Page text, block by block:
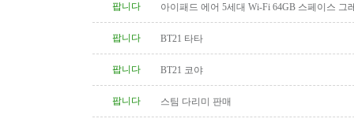
팝니다
아이패드 에어 5세대 Wi-Fi 64GB 스페이스 그
팝니다
BT21 타타
팝니다 BT21 코야
팝니다 스팀 다리미 판매